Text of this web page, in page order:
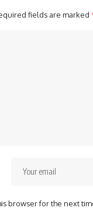
fields are marked
browser for the next